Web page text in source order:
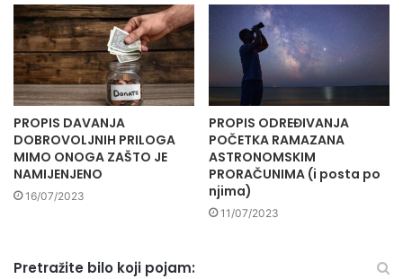
PROPIS DAVANJA
DOBROVOLJNIH PRILOGA
MIMO ONOGA ZAŠTO JE
NAMIJENJENO
16/07/2023
PROPIS ODREĐIVANJA
POČETKA RAMAZANA
ASTRONOMSKIM
PRORAČUNIMA (i posta po
njima)
11/07/2023
Pretražite bilo koji pojam: